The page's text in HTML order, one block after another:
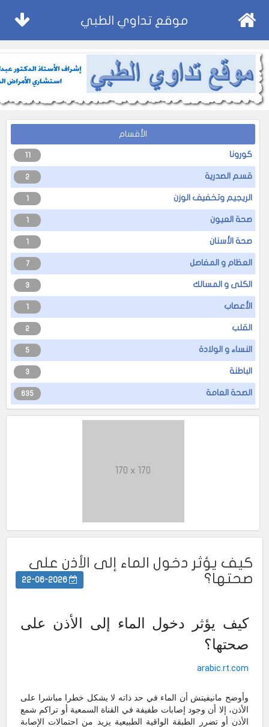
موقع تداوي الطبي
الأقسام
كورونا 11
قسم الصدرية 2
الريجيم وتخفيف الوزن 1
صحة العيون 1
صحة الأسنان 1
العظام و المفاصل 7
الكلى و المسالك 3
الأعصاب 1
القلب 2
النساء و الولادة 5
الباطنة 3
الصحة العامة 635
170 x 170
كيف يؤثر دخول الماء إلى الأذن على
صحتها؟
كيف يؤثر دخول الماء إلى الأذن على
صحتها؟
arabic.rt.com
وأوضح مانيفيتش أن الماء في حد ذاته لا يشكل خطرا مباشرا على
الأذن، إلا أن وجود إصابات طفيفة في القناة السمعية أو تراكم شمع
الأذن أو تضرر الطبقة الواقية الطبيعية يزيد من احتمالات الإصابة